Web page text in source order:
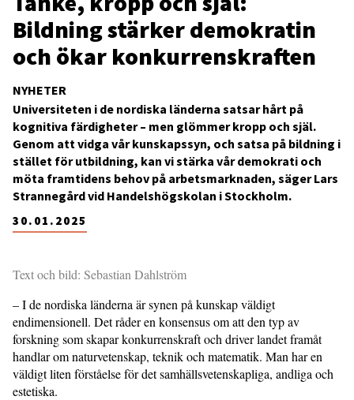
NYHETER
Bildning stärker demokratin
och ökar konkurrenskraften
30.01.2025
Universiteten i de nordiska länderna satsar hårt på
kognitiva färdigheter – men glömmer kropp och själ.
Genom att vidga vår kunskapssyn, och satsa på bildning i
stället för utbildning, kan vi stärka vår demokrati och
möta framtidens behov på arbetsmarknaden, säger Lars
Strannegård vid Handelshögskolan i Stockholm.
Text och bild: Sebastian Dahlström
– I de nordiska länderna är synen på kunskap väldigt
endimensionell. Det råder en konsensus om att den typ av
forskning som skapar konkurrenskraft och driver landet framåt
handlar om naturvetenskap, teknik och matematik. Man har en
väldigt liten förståelse för det samhällsvetenskapliga, andliga och
estetiska.